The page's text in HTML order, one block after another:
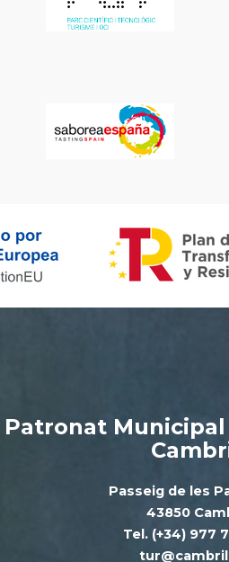
Patronat
Passeig de les
43850
Tel. (+34) 977